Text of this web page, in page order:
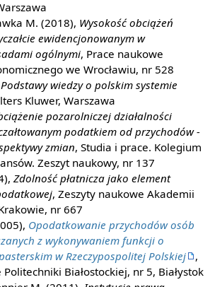
M. (2018), Wysokość obciążeń
ewidencjonowanym w
ogólnymi, Prace naukowe
we Wrocławiu, nr 528
Podstawy wiedzy o polskim systemie
Kluwer, Warszawa
pozarolniczej działalności
podatkiem od przychodów -
zmian, Studia i prace. Kolegium
Zeszyt naukowy, nr 137
Zdolność płatnicza jako element
, Zeszyty naukowe Akademii
nr 667
Opodatkowanie przychodów osób
z wykonywaniem funkcji o
w Rzeczypospolitej Polskiej
,
Białostockiej, nr 5, Białystok